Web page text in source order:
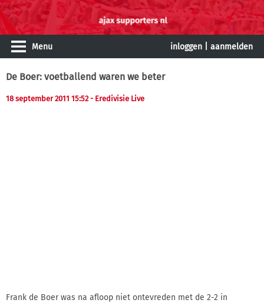
Menu inloggen aanmelden
De Boer: voetballend waren we beter
18 september 2011 15:52- Eredivisie Live
Frank de Boer was na afloop niet ontevreden met de 2-2 in